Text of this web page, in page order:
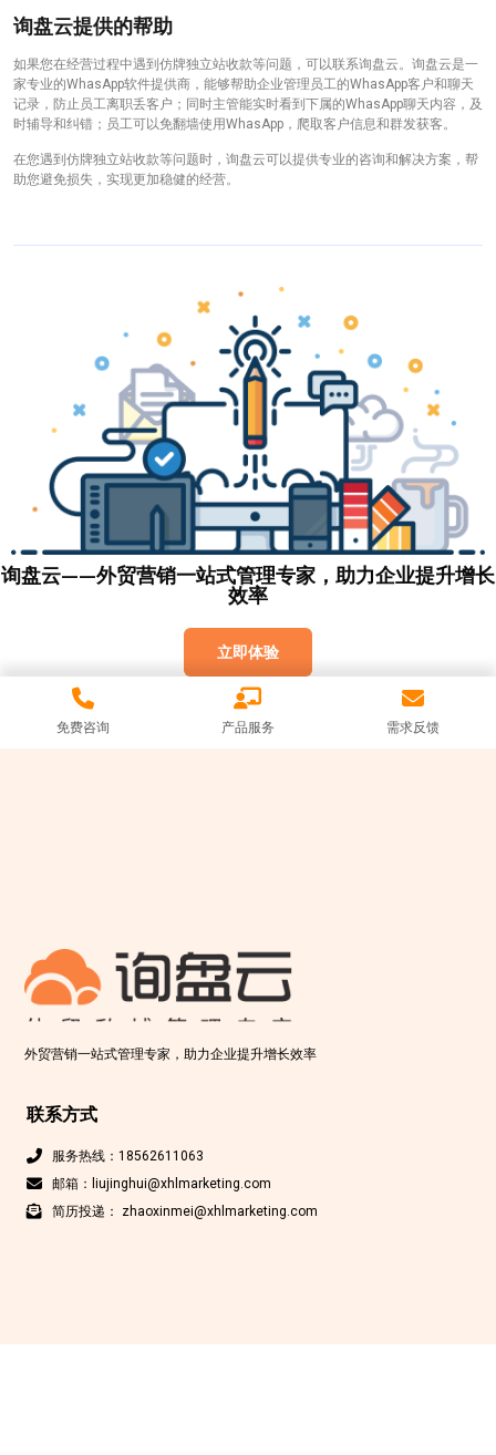
询盘云提供的帮助
如果您在经营过程中遇到仿牌独立站收款等问题，可以联系询盘云。询盘云是一
家专业的WhasApp软件提供商，能够帮助企业管理员工的WhasApp客户和聊天
记录，防止员工离职丢客户；同时主管能实时看到下属的WhasApp聊天内容，及
时辅导和纠错；员工可以免翻墙使用WhasApp，爬取客户信息和群发获客。
在您遇到仿牌独立站收款等问题时，询盘云可以提供专业的咨询和解决方案，帮
助您避免损失，实现更加稳健的经营。
询盘云——外贸营销一站式管理专家，助力企业提升增长
效率
立即体验
免费咨询 产品服务 需求反馈
外贸营销一站式管理专家，助力企业提升增长效率
联系方式
服务热线：18562611063
邮箱：liujinghui@xhlmarketing.com
简历投递： zhaoxinmei@xhlmarketing.com